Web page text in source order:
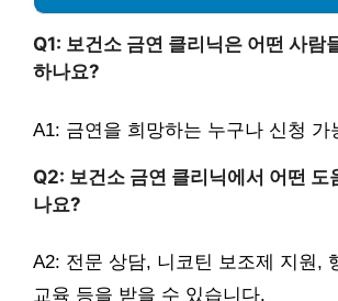
Q1: 보건소 금연 클리닉은 어떤 사람
하나요?
A1: 금연을 희망하는 누구나 신청 가
Q2: 보건소 금연 클리닉에서 어떤 도
나요?
A2: 전문 상담, 니코틴 보조제 지원,
교육 등을 받을 수 있습니다.